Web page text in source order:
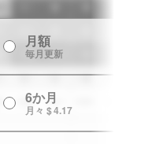
月額
毎月更新
6か月
月々 $ 4.17